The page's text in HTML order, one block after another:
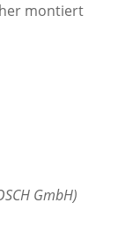
montiert
GmbH)